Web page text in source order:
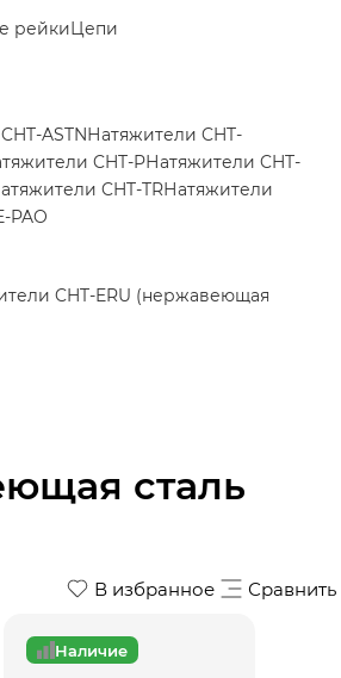
сталь
рейкиЦепи
ASTNНатяжители CHT-
CHT-PНатяжители CHT-
CHT-TRНатяжители
PAO
CHT-ERU (нержавеющая
В избранное Сравнить
Наличие